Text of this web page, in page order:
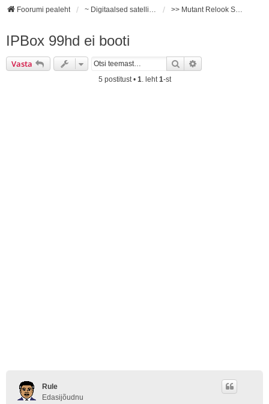
Foorumi pealeht ~ Digitaalsed satelliidivastuvõtjad ~ >> Mutant Relook Sezam IPBox <<
IPBox 99hd ei booti
Vasta Otsi
5 postitust • 1. leht1-st
Rule
Edasijõudnu